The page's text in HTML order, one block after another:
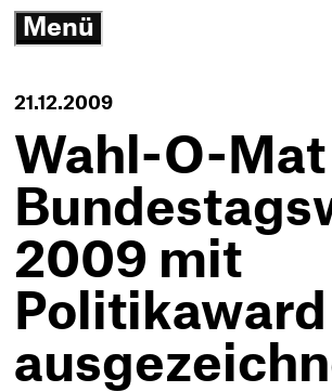
Menü
21.12.2009
Wahl-O-
2009 mit
Politikaward